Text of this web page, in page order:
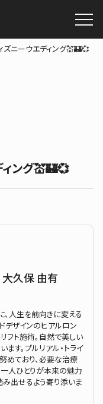
ズニーウエディング💒🏰💞
ング💒🏰💞
大久保 由有
、人生を前向きに変える
デザインのヒアルロン
フト施術。自然で美しい
す。プルリアル・トライ
めており、必要な治療
人ひとりが本来の魅力
出せるよう寄り添いま